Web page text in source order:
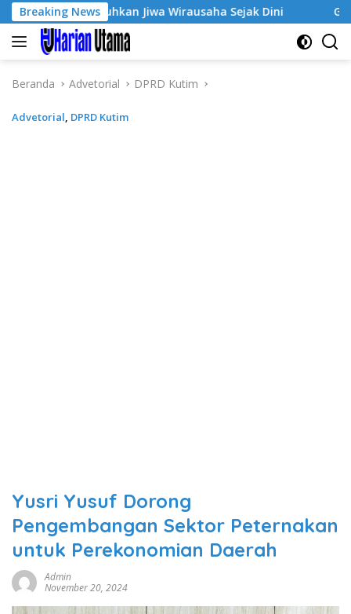
Langsung
ke
konten
Breaking News
Tumbuhkan Jiwa Wirausaha Sejak Dini GratisPol
Beranda Advetorial DPRD Kutim
Advetorial, DPRD Kutim
Yusri Yusuf Dorong
Pengembangan Sektor Peternakan
untuk Perekonomian Daerah
Admin
November 20, 2024